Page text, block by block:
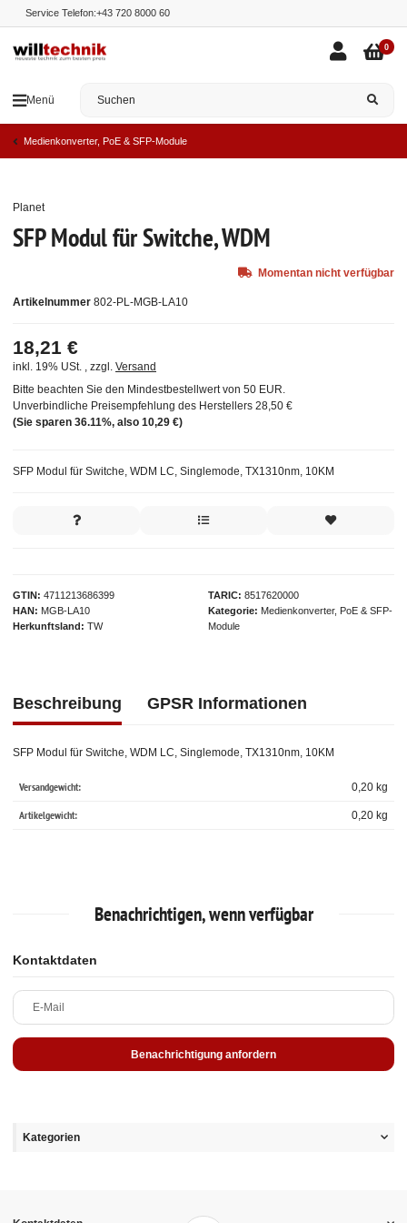
Service Telefon:+43 720 8000 60
Menü
0
Medienkonverter, PoE & SFP-Module
SFP Modul für Switche, WDM
Artikelnummer 802-PL-MGB-LA10
GTIN 4711213686399
HAN
MGB-LA10
Herkunftsland
TW
TARIC
8517620000
Kategorie
Medienkonverter, PoE & SFP-
Module
Planet
SFP Modul für Switche, WDM LC, Singlemode, TX1310nm, 10KM
18,21 €
inkl. 19% USt. , zzgl. Versand
Bitte beachten Sie den Mindestbestellwert von 50 EUR.
Unverbindliche Preisempfehlung des Herstellers 28,50 €
(Sie sparen 36.11%, also 10,29 €)
Momentan nicht verfügbar
Beschreibung GPSR Informationen
SFP Modul für Switche, WDM LC, Singlemode, TX1310nm, 10KM
Versandgewicht: 0,20 kg
Artikelgewicht: 0,20 kg
Benachrichtigen, wenn verfügbar
Kontaktdaten
E-Mail
Benachrichtigung anfordern
Kategorien